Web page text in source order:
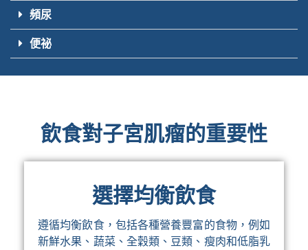
頻尿
便祕
飲食對子宮肌瘤的重要性
選擇均衡飲食
遵循均衡飲食，包括各種營養豐富的食物，例如
新鮮水果、蔬菜、全穀類、豆類、瘦肉和低脂乳